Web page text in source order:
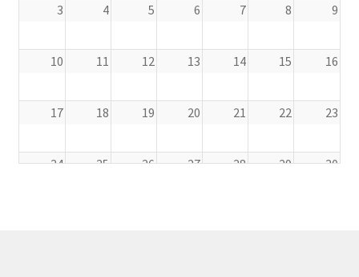
3 4 5 6 7 8 9
10 11 12 13 14 15 16
17 18 19 20 21 22 23
24 25 26 27 28 29 30